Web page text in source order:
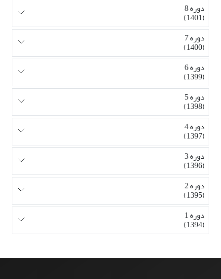
دوره 8
(1401)
دوره 7
(1400)
دوره 6
(1399)
دوره 5
(1398)
دوره 4
(1397)
دوره 3
(1396)
دوره 2
(1395)
دوره 1
(1394)